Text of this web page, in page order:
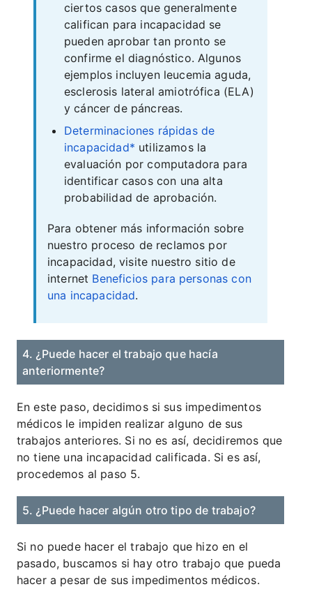
ciertos casos que generalmente
califican para incapacidad se
pueden aprobar tan pronto se
confirme el diagnóstico. Algunos
ejemplos incluyen leucemia aguda,
esclerosis lateral amiotrófica (ELA)
y cáncer de páncreas.
Determinaciones rápidas de
incapacidad* utilizamos la
evaluación por computadora para
identificar casos con una alta
probabilidad de aprobación.
Para obtener más información sobre
nuestro proceso de reclamos por
incapacidad, visite nuestro sitio de
internet Beneficios para personas con
una incapacidad.
4. ¿Puede hacer el trabajo que hacía
anteriormente?
En este paso, decidimos si sus impedimentos
médicos le impiden realizar alguno de sus
trabajos anteriores. Si no es así, decidiremos que
no tiene una incapacidad calificada. Si es así,
procedemos al paso 5.
5. ¿Puede hacer algún otro tipo de trabajo?
Si no puede hacer el trabajo que hizo en el
pasado, buscamos si hay otro trabajo que pueda
hacer a pesar de sus impedimentos médicos.